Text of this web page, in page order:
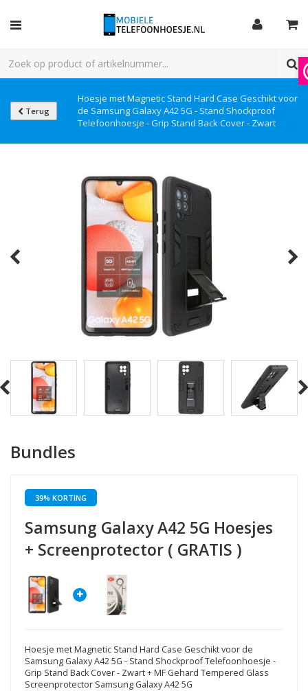
Terug
Hoesje met Magnetic Stand Hard Case Geschikt voor
de Samsung Galaxy A42 5G - Stand Shockproof
Telefoonhoesje - Grip Stand Back Cover - Zwart
Bundles
39% KORTING
Samsung Galaxy A42 5G Hoesjes
+ Screenprotector ( GRATIS )
Hoesje met Magnetic Stand Hard Case Geschikt voor de
Samsung Galaxy A42 5G - Stand Shockproof Telefoonhoesje -
Grip Stand Back Cover - Zwart + MF Gehard Tempered Glass
Screenprotector Samsung Galaxy A42 5G